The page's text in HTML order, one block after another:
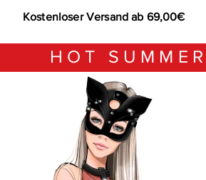
Kostenloser Versand ab 69,00€
HOT